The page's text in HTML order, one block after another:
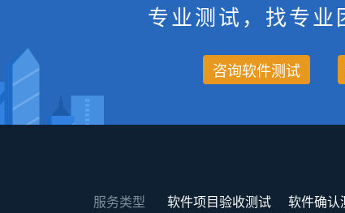
专业测试，找专业
咨询软件测试
服务类型 软件项目验收测试 软件确认